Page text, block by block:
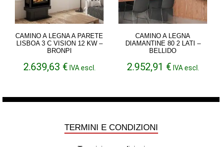
CAMINO A LEGNA A PARETE
LISBOA 3 C VISION 12 KW –
BRONPI
2.639,63 € IVA escl.
CAMINO A LEGNA
DIAMANTINE 80 2 LATI –
BELLIDO
2.952,91 € IVA escl.
TERMINI E CONDIZIONI